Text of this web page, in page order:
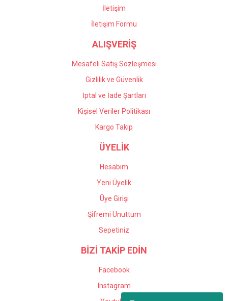
İletişim
İletişim Formu
ALIŞVERİŞ
Mesafeli Satış Sözleşmesi
Gizlilik ve Güvenlik
İptal ve İade Şartları
Kişisel Veriler Politikası
Kargo Takip
ÜYELİK
Hesabım
Yeni Üyelik
Üye Girişi
Şifremi Unuttum
Sepetiniz
BİZİ TAKİP EDİN
Facebook
Instagram